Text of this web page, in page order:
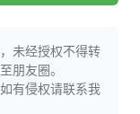
未经授权不得转
朋友圈。
有侵权请联系我